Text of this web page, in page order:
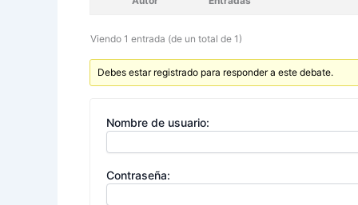
Viendo 1 entrada (de un total de 1)
Debes estar registrado para responder a este debate.
Nombre de usuario:
Contraseña: